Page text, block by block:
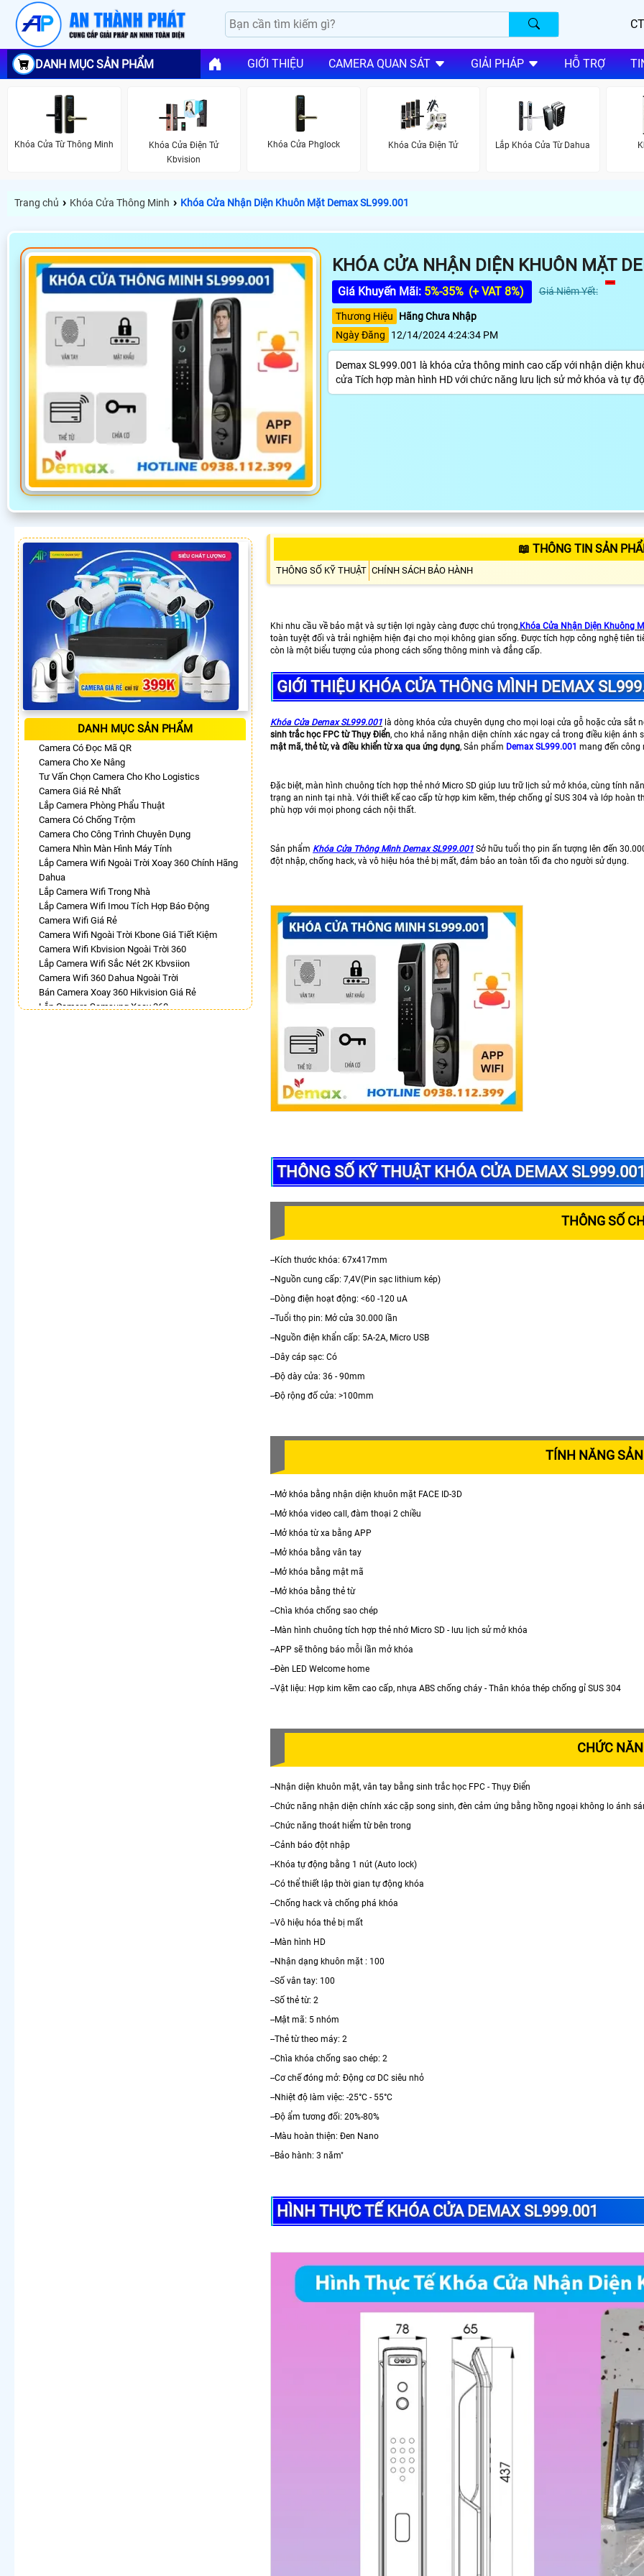
DANH MỤC SẢN PHẨM GIỚI THIỆU CAMERA QUAN SÁT GIẢI PHÁP HỖ TRỢ
Khóa Cửa Từ Thông Minh
Khóa Cửa Điện Tử
Kbvision
Khóa Cửa Phglock Khóa Cửa Điện Tử Lắp Khóa Cửa Từ Dahua
Trang chủ › Khóa Cửa Thông Minh › Khóa Cửa Nhận Diện Khuôn Mặt Demax SL999.001
KHÓA CỬA NHẬN DIỆN KHUÔN MẶT
Giá Khuyến Mãi: 5%-35% (+ VAT 8%) Giá Niêm Yết:
Thương Hiệu
Hãng Chưa Nhập
Ngày Đăng
12/14/2024 4:24:34 PM
Demax SL999.001 là khóa cửa thông minh cao cấp với nhận diện
cửa Tích hợp màn hình HD với chức năng lưu lịch sử mở khóa và tự
DANH MỤC SẢN PHẨM
Camera Có Đọc Mã QR
Camera Cho Xe Nâng
Tư Vấn Chọn Camera Cho Kho Logistics
Camera Giá Rẻ Nhất
Lắp Camera Phòng Phẩu Thuật
Camera Có Chống Trộm
Camera Cho Công Trình Chuyên Dụng
Camera Nhìn Màn Hình Máy Tính
Lắp Camera Wifi Ngoài Trời Xoay 360 Chính Hãng
Dahua
Lắp Camera Wifi Trong Nhà
Lắp Camera Wifi Imou Tích Hợp Báo Động
Camera Wifi Giá Rẻ
Camera Wifi Ngoài Trời Kbone Giá Tiết Kiệm
Camera Wifi Kbvision Ngoài Trời 360
Lắp Camera Wifi Sắc Nét 2K Kbvsiion
Camera Wifi 360 Dahua Ngoài Trời
Bán Camera Xoay 360 Hikvision Giá Rẻ
Lắp Camera Samsung Xoay 360
📖 THÔNG TIN SẢN
THÔNG SỐ KỸ THUẬT CHÍNH SÁCH BẢO HÀNH
Khi nhu cầu về bảo mật và sự tiện lợi ngày càng được chú trọng,Khóa Cửa Nhận Diện Khuông
toàn tuyệt đối và trải nghiệm hiện đại cho mọi không gian sống. Được tích hợp công nghệ tiên
còn là một biểu tượng của phong cách sống thông minh và đẳng cấp.
GIỚI THIỆU KHÓA CỬA THÔNG MÌNH DEMAX
Khóa Cửa Demax SL999.001 là dòng khóa cửa chuyên dụng cho mọi loại cửa gỗ hoặc cửa sắt
sinh trắc học FPC từ Thụy Điển, cho khả năng nhận diện chính xác ngay cả trong điều kiện ánh
mật mã, thẻ từ, và điều khiển từ xa qua ứng dụng, Sản phẩm Demax SL999.001 mang đến công
Đặc biệt, màn hình chuông tích hợp thẻ nhớ Micro SD giúp lưu trữ lịch sử mở khóa, cùng tính
trạng an ninh tại nhà. Với thiết kế cao cấp từ hợp kim kẽm, thép chống gỉ SUS 304 và lớp hoàn
phù hợp với mọi phong cách nội thất.
Sản phẩm Khóa Cửa Thông Mình Demax SL999.001 Sở hữu tuổi thọ pin ấn tượng lên đến
đột nhập, chống hack, và vô hiệu hóa thẻ bị mất, đảm bảo an toàn tối đa cho người sử dụng.
THÔNG SỐ KỸ THUẬT KHÓA CỬA DEMAX SL999.001
THÔNG SỐ
--Kích thước khóa: 67x417mm
--Nguồn cung cấp: 7,4V(Pin sạc lithium kép)
--Dòng điện hoạt động: <60 -120 uA
--Tuổi thọ pin: Mở cửa 30.000 lần
--Nguồn điện khẩn cấp: 5A-2A, Micro USB
--Dây cáp sạc: Có
--Độ dày cửa: 36 - 90mm
--Độ rộng đố cửa: >100mm
TÍNH NĂNG
--Mở khóa bằng nhận diện khuôn mặt FACE ID-3D
--Mở khóa video call, đàm thoại 2 chiều
--Mở khóa từ xa bằng APP
--Mở khóa bằng vân tay
--Mở khóa bằng mật mã
--Mở khóa bằng thẻ từ
--Chìa khóa chống sao chép
--Màn hình chuông tích hợp thẻ nhớ Micro SD - lưu lịch sử mở khóa
--APP sẽ thông báo mỗi lần mở khóa
--Đèn LED Welcome home
--Vật liệu: Hợp kim kẽm cao cấp, nhựa ABS chống cháy - Thân khóa thép chống gỉ SUS 304
CHỨC
--Nhận diện khuôn mặt, vân tay bằng sinh trắc học FPC - Thụy Điển
--Chức năng nhận diện chính xác cặp song sinh, đèn cảm ứng bằng hồng ngoại không lo ánh
--Chức năng thoát hiểm từ bên trong
--Cảnh báo đột nhập
--Khóa tự động bằng 1 nút (Auto lock)
--Có thể thiết lập thời gian tự động khóa
--Chống hack và chống phá khóa
--Vô hiệu hóa thẻ bị mất
--Màn hình HD
--Nhận dạng khuôn mặt : 100
--Số vân tay: 100
--Số thẻ từ: 2
--Mật mã: 5 nhóm
--Thẻ từ theo máy: 2
--Chìa khóa chống sao chép: 2
--Cơ chế đóng mở: Động cơ DC siêu nhỏ
--Nhiệt độ làm việc: -25°C - 55°C
--Độ ẩm tương đối: 20%-80%
--Màu hoàn thiện: Đen Nano
--Bảo hành: 3 năm"
HÌNH THỰC TẾ KHÓA CỬA DEMAX SL999.001